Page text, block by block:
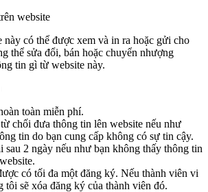
website
này có thể được xem và in ra hoặc gửi cho
thể sửa đổi, bán hoặc chuyển nhượng
tin gì từ website này.
toàn miễn phí.
chối đưa thông tin lên website nếu như
tin do bạn cung cấp không có sự tin cậy.
sau 2 ngày nếu như bạn không thấy thông tin
có tối đa một đăng ký. Nếu thành viên vi
tôi sẽ xóa đăng ký của thành viên đó.